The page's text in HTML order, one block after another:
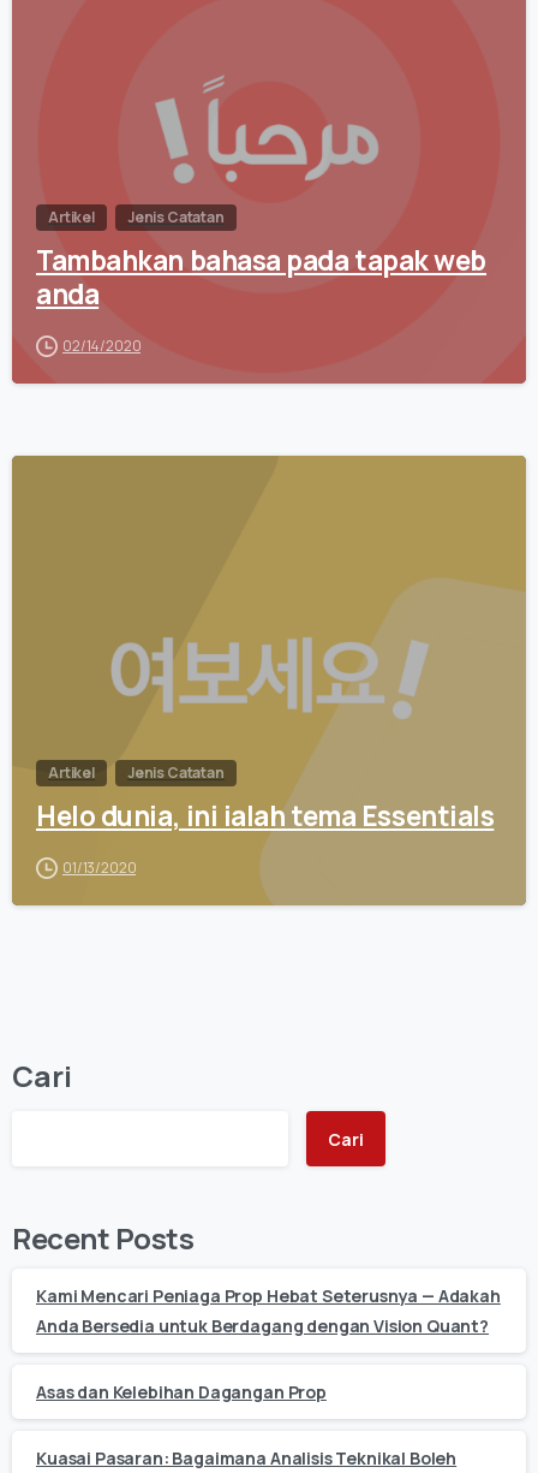
Artikel Jenis Catatan
Tambahkan bahasa pada tapak web
anda
02/14/2020
Artikel Jenis Catatan
Helo dunia, ini ialah tema Essentials
01/13/2020
Cari
Cari
Recent Posts
Kami Mencari Peniaga Prop Hebat Seterusnya — Adakah
Anda Bersedia untuk Berdagang dengan Vision Quant?
Asas dan Kelebihan Dagangan Prop
Kuasai Pasaran: Bagaimana Analisis Teknikal Boleh